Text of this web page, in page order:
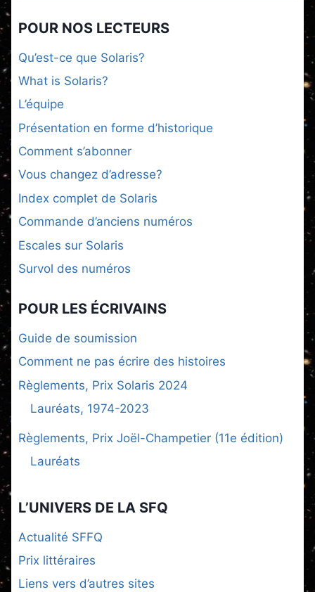
POUR NOS LECTEURS
Qu’est-ce que Solaris?
What is Solaris?
L’équipe
Présentation en forme d’historique
Comment s’abonner
Vous changez d’adresse?
Index complet de Solaris
Commande d’anciens numéros
Escales sur Solaris
Survol des numéros
POUR LES ÉCRIVAINS
Guide de soumission
Comment ne pas écrire des histoires
Règlements, Prix Solaris 2024
Lauréats, 1974-2023
Règlements, Prix Joël-Champetier (11e édition)
Lauréats
L’UNIVERS DE LA SFQ
Actualité SFFQ
Prix littéraires
Liens vers d’autres sites